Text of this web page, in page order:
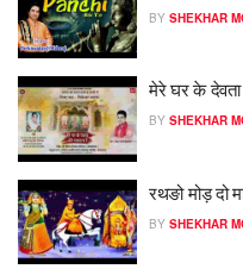
BY SHEKHAR
मेरे घर के
BY SHEKHAR
रथङो मोड़ दो
BY SHEKHAR